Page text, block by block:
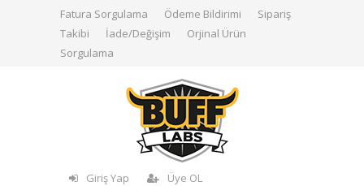
Fatura Sorgulama Ödeme Bildirimi
Sipariş
Takibi
İade/Değişim
Orjinal Ürün
Sorgulama
Giriş Yap Üye OL